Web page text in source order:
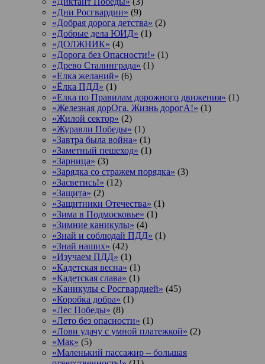
«Дни Росгвардии» (9)
«Добрая дорога детства» (2)
«Добрые дела ЮИД» (1)
«ДОЛЖНИК» (4)
«Дорога без Опасности!» (1)
«Древо Сталинграда» (1)
«Елка желаний» (6)
«Ёлка ПДД» (1)
«Елка по Правилам дорожного движения» (1)
«Железная дорОга. Жизнь дорогА!» (1)
«Жилой сектор» (2)
«Журавли Победы» (1)
«Завтра была война» (1)
«Заметный пешеход» (1)
«Зарница» (3)
«Зарядка со стражем порядка» (3)
«Засветись!» (12)
«Защита» (2)
«Защитники Отечества» (1)
«Зима в Подмосковье» (1)
«Зимние каникулы» (4)
«Знай и соблюдай ПДД» (1)
«Знай наших» (42)
«Изучаем ПДД» (1)
«Кадетская весна» (1)
«Кадетская слава» (1)
«Каникулы с Росгвардией» (45)
«Коробка добра» (1)
«Лес Победы» (8)
«Лето без опасности» (1)
«Лови удачу с умной платежкой» (2)
«Мак» (5)
«Маленький пассажир – большая